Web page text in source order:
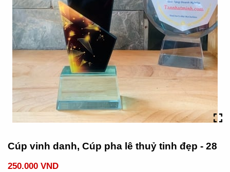
Cúp vinh danh, Cúp pha lê thuỷ tinh đẹp - 28
250.000 VND